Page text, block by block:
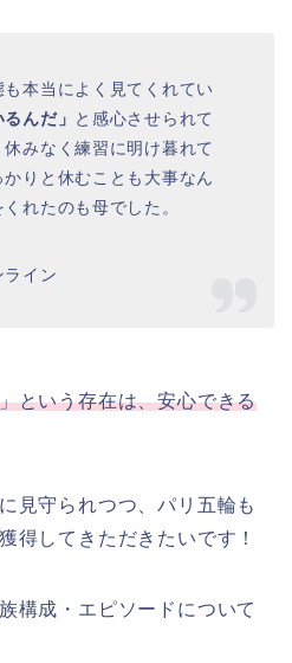
本当によく見てくれてい
んだ」 と感心させられて
みなく練習に明け暮れて
りと休むことも大事なん
れたのも母でした。
ライン
という存在は、安心できる
見守られつつ、パリ五輪も
得してきただきたいです！
構成・エピソードについて